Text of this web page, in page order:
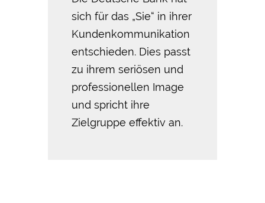
sich für das „Sie“ in ihrer
Kundenkommunikation
entschieden. Dies passt
zu ihrem seriösen und
professionellen Image
und spricht ihre
Zielgruppe effektiv an.